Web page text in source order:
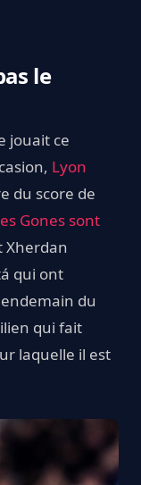
le
jouait ce
Lyon
du score de
Gones sont
Xherdan
qui ont
du
qui fait
laquelle il est